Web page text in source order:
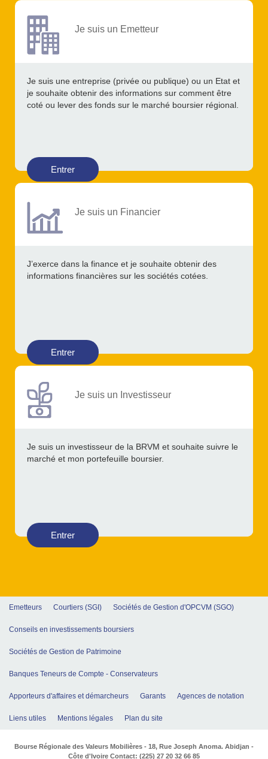
Je suis un Emetteur
Je suis une entreprise (privée ou publique) ou un Etat et
je souhaite obtenir des informations sur comment être
coté ou lever des fonds sur le marché boursier régional.
Entrer
Je suis un Financier
J’exerce dans la finance et je souhaite obtenir des
informations financières sur les sociétés cotées.
Entrer
Je suis un Investisseur
Je suis un investisseur de la BRVM et souhaite suivre le
marché et mon portefeuille boursier.
Entrer
Emetteurs Courtiers (SGI) Sociétés de Gestion d'OPCVM (SGO)
Conseils en investissements boursiers
Sociétés de Gestion de Patrimoine
Banques Teneurs de Compte - Conservateurs
Apporteurs d'affaires et démarcheurs Garants Agences de notation
Liens utiles Mentions légales Plan du site
Bourse Régionale des Valeurs Mobilières - 18, Rue Joseph Anoma. Abidjan -
Côte d'Ivoire Contact: (225) 27 20 32 66 85